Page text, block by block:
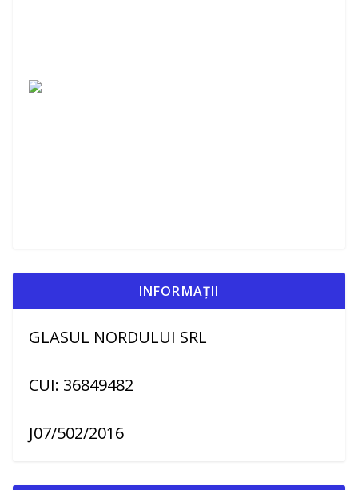
INFORMAȚII
GLASUL NORDULUI SRL
CUI: 36849482
J07/502/2016